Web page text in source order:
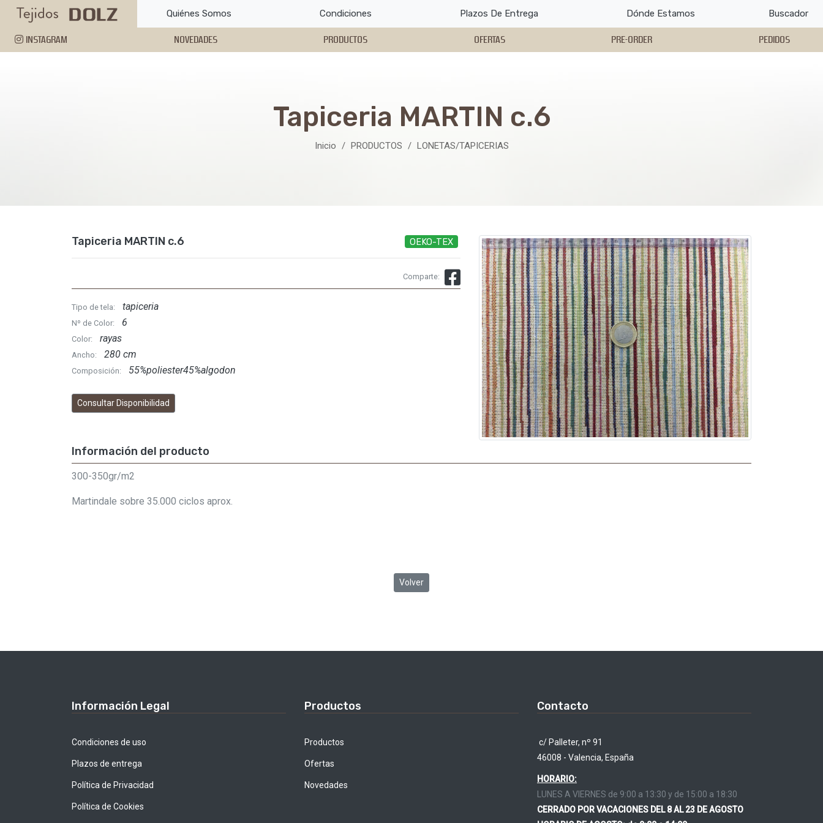
Quiénes Somos Condiciones Plazos De Entrega Dónde Estamos Buscador
INSTAGRAM NOVEDADES PRODUCTOS OFERTAS PRE-ORDER PEDIDOS
Tapiceria MARTIN c.6
Inicio PRODUCTOS LONETAS/TAPICERIAS
Tapiceria MARTIN c.6 OEKO-TEX
Comparte:
Tipo de tela: tapiceria
Nº de Color: 6
Color: rayas
Ancho: 280 cm
Composición: 55%poliester45%algodon
Consultar Disponibilidad
Información del producto
300-350gr/m2
Martindale sobre 35.000 ciclos aprox.
Volver
Información Legal
Condiciones de uso
Plazos de entrega
Política de Privacidad
Política de Cookies
Productos
Productos
Ofertas
Novedades
Contacto
c/ Palleter, nº 91
46008 - Valencia, España
HORARIO:
LUNES A VIERNES de 9:00 a 13:30 y de 15:00 a 18:30
CERRADO POR VACACIONES DEL 8 AL 23 DE AGOSTO